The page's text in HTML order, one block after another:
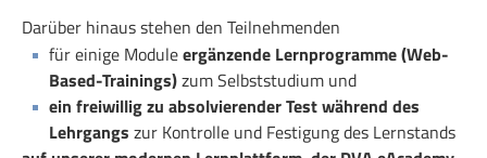
Darüber hinaus stehen den Teilnehmenden
für einige Moduleergänzende Lernprogramme (Web-
Based-Trainings)zum Selbststudium und
ein freiwillig zu absolvierender Test während des
Lehrgangs zur Kontrolle und Festigung des Lernstands